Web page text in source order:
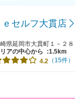
セルフ大貫店
県延岡市大貫町１－２８
アの中心から
:1.5km
4.2 （15件）